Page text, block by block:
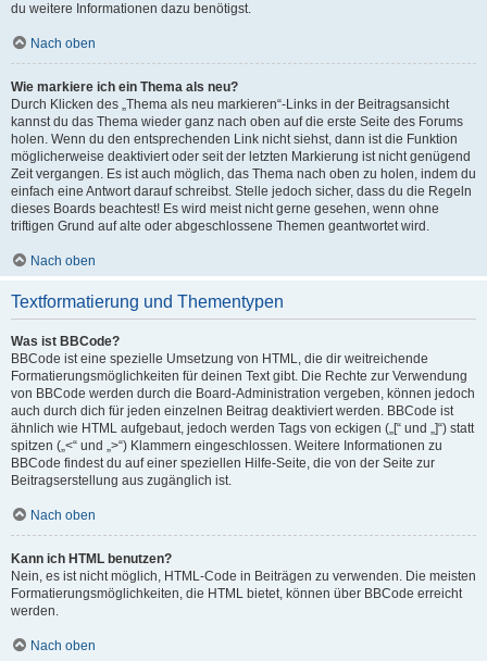
du weitere Informationen dazu benötigst.
Nach oben
Wie markiere ich ein Thema als neu?
Durch Klicken des „Thema als neu markieren“-Links in der Beitragsansicht
kannst du das Thema wieder ganz nach oben auf die erste Seite des Forums
holen. Wenn du den entsprechenden Link nicht siehst, dann ist die Funktion
möglicherweise deaktiviert oder seit der letzten Markierung ist nicht genügend
Zeit vergangen. Es ist auch möglich, das Thema nach oben zu holen, indem du
einfach eine Antwort darauf schreibst. Stelle jedoch sicher, dass du die Regeln
dieses Boards beachtest! Es wird meist nicht gerne gesehen, wenn ohne
triftigen Grund auf alte oder abgeschlossene Themen geantwortet wird.
Nach oben
Textformatierung und Thementypen
Was ist BBCode?
BBCode ist eine spezielle Umsetzung von HTML, die dir weitreichende
Formatierungsmöglichkeiten für deinen Text gibt. Die Rechte zur Verwendung
von BBCode werden durch die Board-Administration vergeben, können jedoch
auch durch dich für jeden einzelnen Beitrag deaktiviert werden. BBCode ist
ähnlich wie HTML aufgebaut, jedoch werden Tags von eckigen („[“ und „]“) statt
spitzen („<“ und „>“) Klammern eingeschlossen. Weitere Informationen zu
BBCode findest du auf einer speziellen Hilfe-Seite, die von der Seite zur
Beitragserstellung aus zugänglich ist.
Nach oben
Kann ich HTML benutzen?
Nein, es ist nicht möglich, HTML-Code in Beiträgen zu verwenden. Die meisten
Formatierungsmöglichkeiten, die HTML bietet, können über BBCode erreicht
werden.
Nach oben